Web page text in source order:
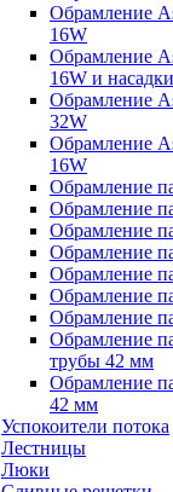
Обрамление
16W
Обрамление
16W и насадки
Обрамление
32W
Обрамление
16W
Обрамление
Обрамление
Обрамление
Обрамление
Обрамление
Обрамление
Обрамление
Обрамление
трубы 42 мм
Обрамление
42 мм
Успокоители потока
Лестницы
Люки